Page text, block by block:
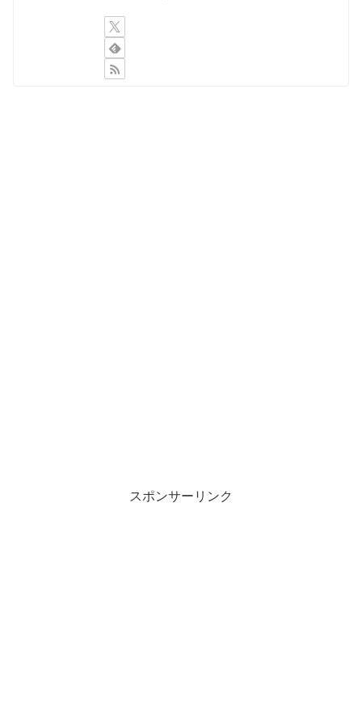
スポンサーリンク